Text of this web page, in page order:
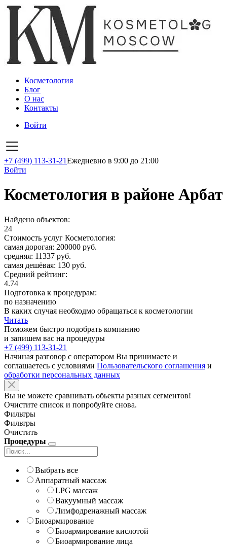
Косметология
Блог
О нас
Контакты
Войти
+7 (499) 113-31-21Ежедневно в 9:00 до 21:00
Войти
Косметология в районе Арбат
Найдено объектов:
24
Стоимость услуг Косметология:
самая дорогая: 200000 руб.
средняя: 11337 руб.
самая дешёвая: 130 руб.
Средний рейтинг:
4.74
Подготовка к процедурам:
по назначению
В каких случая необходмо обращаться к косметологии
Читать
Поможем быстро подобрать компанию
и запишем вас на процедуры
+7 (499) 113-31-21
Начиная разговор с оператором Вы принимаете и
соглашаетесь с условиями Пользовательского соглашения и
обработки персональных данных
Вы не можете сравнивать обьекты разных сегментов!
Очистите список и попробуйте снова.
Фильтры
Фильтры
Очистить
Процедуры
Выбрать все
Аппаратный массаж
LPG массаж
Вакуумный массаж
Лимфодренажный массаж
Биоармирование
Биоармирование кислотой
Биоармирование лица